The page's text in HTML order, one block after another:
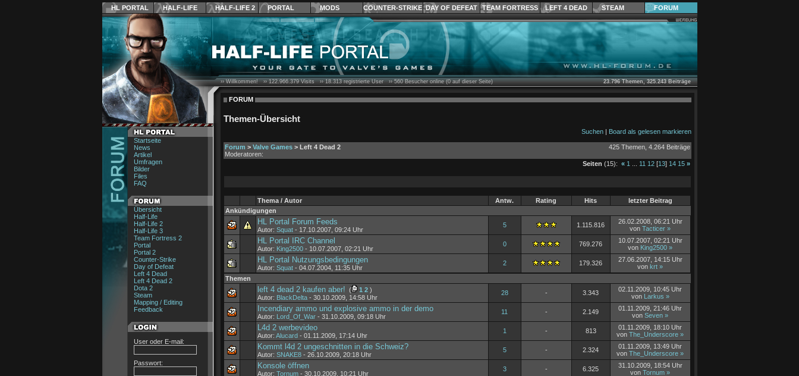
HL PORTAL HALF-LIFE HALF-LIFE 2 PORTAL MODS COUNTER-STRIKE DAY OF DEFEAT TEAM FORTRESS LEFT 4 DEAD STEAM FORUM
Startseite
News
Artikel
Umfragen
Bilder
Files
FAQ
Übersicht
Half-Life
Half-Life 2
Half-Life 3
Team Fortress 2
Portal
Portal 2
Counter-Strike
Day of Defeat
Left 4 Dead
Left 4 Dead 2
Dota 2
Steam
Mapping / Editing
Feedback
User oder E-mail:
Passwort:
›› Willkommen! ››122.966.379Visits ››18.313registrierte User ››560Besucher online (0 auf dieser Seite) 23.796 Themen, 325.243 Beiträge
FORUM
Themen-Übersicht
Suchen| Board als gelesen markieren
Forum > Valve Games> Left 4 Dead 2
Moderatoren:
425 Themen, 4.264 Beiträge
Seiten (15): « 1 11 12[13] 14 15 »
Thema / Autor Antw. Rating Hits
letzter Beitrag
Ankündigungen
HL Portal Forum Feeds
Autor: Squat- 17.10.2007, 09:24 Uhr
5 1.115.816
26.02.2008, 06:21 Uhr
von Tacticer »
HL Portal IRC Channel
Autor: King2500- 10.07.2007, 02:21 Uhr
0 769.276
10.07.2007, 02:21 Uhr
von King2500 »
HL Portal Nutzungsbedingungen
Autor: Squat- 04.07.2004, 11:35 Uhr
2 179.326
27.06.2007, 14:15 Uhr
von krt »
Themen
left 4 dead 2 kaufen aber! ( 1 2)
Autor: BlackDelta- 30.10.2009, 14:58 Uhr
28 - 3.343
02.11.2009, 10:45 Uhr
von Larkus »
Incendiary ammo und explosive ammo in der demo
Autor: Lord_Of_War- 31.10.2009, 09:18 Uhr
11 - 2.149
01.11.2009, 21:46 Uhr
von Seven »
L4d 2 werbevideo
Autor: Alucard- 01.11.2009, 17:14 Uhr
1 - 813
01.11.2009, 18:10 Uhr
von The_Underscore »
Kommt l4d 2 ungeschnitten in die Schweiz?
Autor: SNAKE8- 26.10.2009, 20:18 Uhr
5 - 2.324
01.11.2009, 13:49 Uhr
von The_Underscore »
Konsole öffnen
Autor: Tornum- 30.10.2009, 10:21 Uhr
3 - 6.325
31.10.2009, 18:54 Uhr
von Tornum »